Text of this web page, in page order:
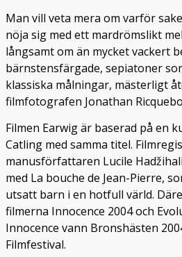
Man vill veta mera om varför
nöja sig med ett mardrömslikt
långsamt om än mycket vackert
bärnstensfärgade, sepiatoner
klassiska målningar, mästerligt
filmfotografen Jonathan
Filmen Earwig är baserad på en
Catling med samma titel.
manusförfattaren Lucile
med La bouche de Jean-Pierre,
utsatt barn i en hotfull värld.
filmerna Innocence 2004 och
Innocence vann Bronshästen
Filmfestival.